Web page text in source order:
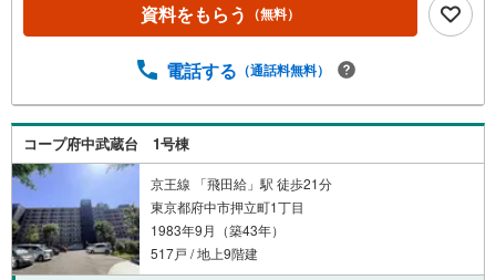
資料をもらう （無料）
電話する （通話料無料）
コープ府中武蔵台 1号棟
京王線 「飛田給」駅 徒歩21分
東京都府中市押立町1丁目
1983年9月（築43年）
517戸 / 地上9階建